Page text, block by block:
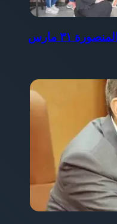
“جوجل” يحتفي بالمرأة بجامعة المنصورة ٣١ مارس